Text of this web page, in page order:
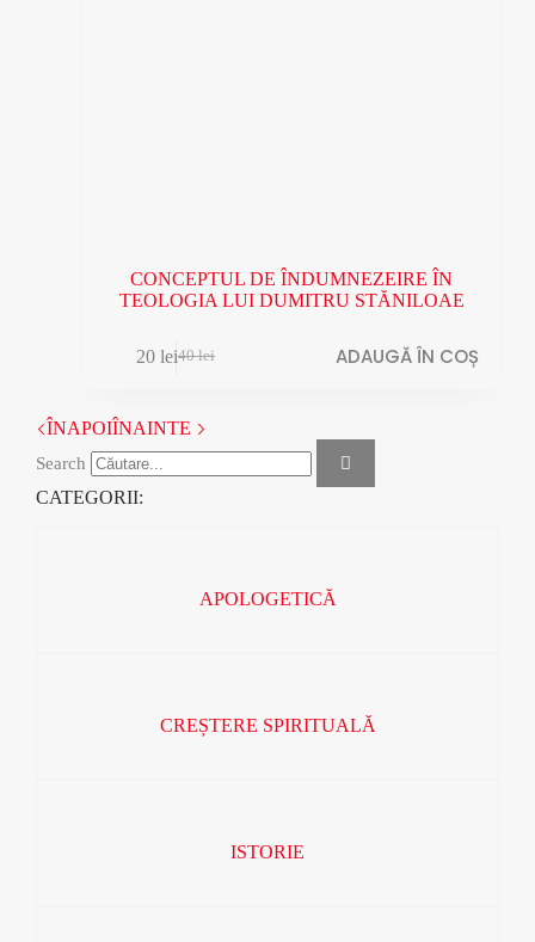
CONCEPTUL DE ÎNDUMNEZEIRE ÎN
TEOLOGIA LUI DUMITRU STĂNILOAE
40lei
Prețul
fost:
40 lei.
20 leiPrețul
20 lei.
ADAUGĂ ÎN COȘ
ÎNAPOIÎNAINTE
Search
CATEGORII:
APOLOGETICĂ
CREȘTERE SPIRITUALĂ
ISTORIE